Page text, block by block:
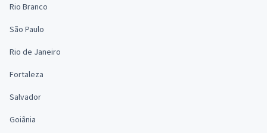
Rio Branco
São Paulo
Rio de Janeiro
Fortaleza
Salvador
Goiânia